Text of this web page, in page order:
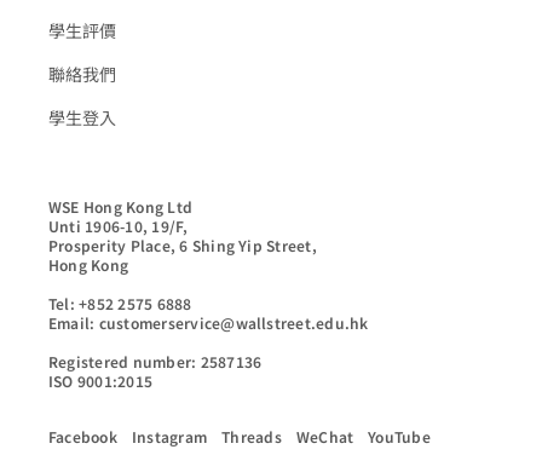
學生評價
聯絡我們
學生登入
WSE Hong Kong Ltd
Unti 1906-10, 19/F,
Prosperity Place, 6 Shing Yip Street,
Hong Kong
Tel: +852 2575 6888
Email: customerservice@wallstreet.edu.hk
Registered number: 2587136
ISO 9001:2015
Facebook Instagram Threads WeChat
YouTube